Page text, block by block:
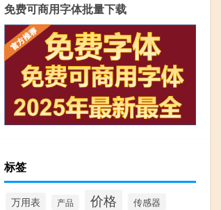
免费可商用字体批量下载
标签
万用表 产品 价格 传感器